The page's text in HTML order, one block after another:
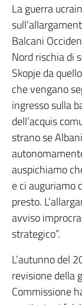
La guerra
Balcani
Nord rischia di
Skopje da
che vengano
ingresso sulla
dell’acquis
strano se
auspichiamo
e ci auguriamo
presto.
avviso
strategico”.
L’autunno del
revisione della
Commissione